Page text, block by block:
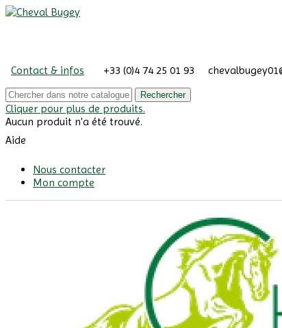
Contact & infos +33 (0)4 74 25 01 93
Rechercher
Cliquer pour plus de produits.
Aucun produit n'a été trouvé.
Aide
Nous contacter
Mon compte